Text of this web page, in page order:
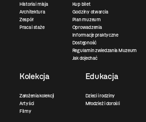
Historia i misja
Architektura
Zespół
Praca i staże
Kup bilet
Godziny otwarcia
Plan muzeum
Oprowadzenia
Informacje praktyczne
Dostępność
Regulamin zwiedzania Muzeum
Jak dojechać
Kolekcja
Założenia kolekcji
Artyści
Filmy
Edukacja
Dzieci i rodziny
Młodzież i dorośli